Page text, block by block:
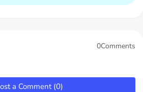
0Comments
a Comment (0)